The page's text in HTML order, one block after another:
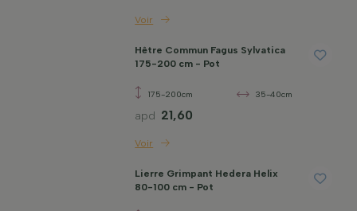
Voir
Hêtre Commun Fagus Sylvatica
175-200 cm - Pot
175-200cm 35-40cm
apd 21,60
Voir
Lierre Grimpant Hedera Helix
80-100 cm - Pot